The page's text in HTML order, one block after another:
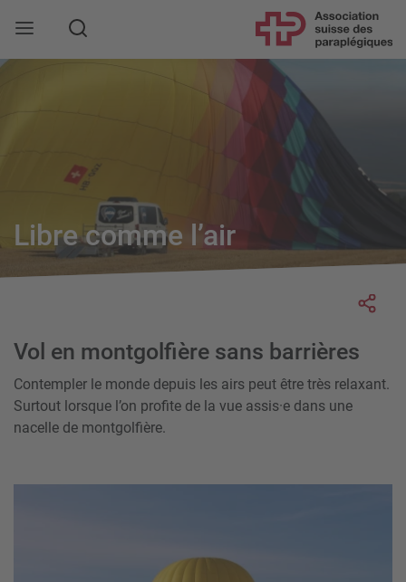
Rechercher
Libre comme l’air
Vol en montgolfière sans barrières
Contempler le monde depuis les airs peut être très relaxant.
Surtout lorsque l’on profite de la vue assis·e dans une
nacelle de montgolfière.